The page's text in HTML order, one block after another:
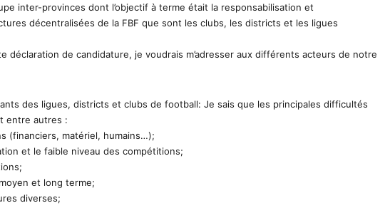
inter-provinces dont l’objectif à terme était la responsabilisation et
décentralisées de la FBF que sont les clubs, les districts et les ligues
déclaration de candidature, je voudrais m’adresser aux différents acteurs de notre
des ligues, districts et clubs de football: Je sais que les principales difficultés
entre autres :
(financiers, matériel, humains…);
et le faible niveau des compétitions;
et long terme;
diverses;